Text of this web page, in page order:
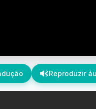
Reproduzir